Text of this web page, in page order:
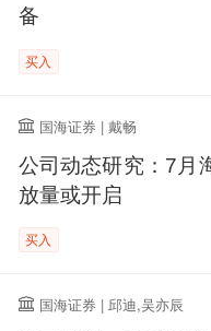
备
买入
国海证券 | 戴畅
公司动态研究：7月
放量或开启
买入
国海证券 | 邱迪,吴亦辰